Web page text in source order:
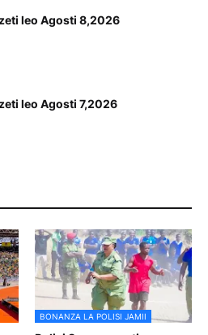
leo Agosti 8,2026
leo Agosti 7,2026
BONANZA LA POLISI JAMII